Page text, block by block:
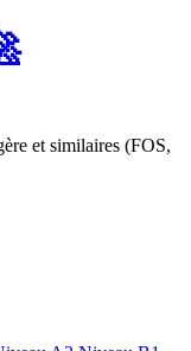
et similaires (FOS,